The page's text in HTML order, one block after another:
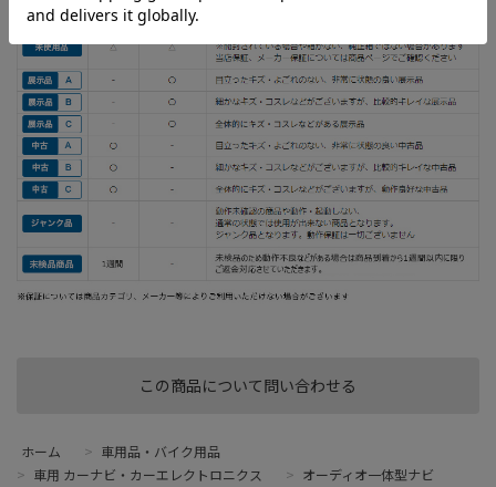
この商品について問い合わせる
ホーム > 車用品・バイク用品
> 車用 カーナビ・カーエレクトロニクス > オーディオ一体型ナビ